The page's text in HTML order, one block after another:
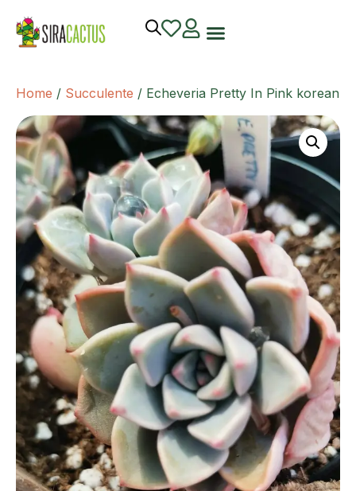
Home / Succulente / Echeveria Pretty In Pink korean